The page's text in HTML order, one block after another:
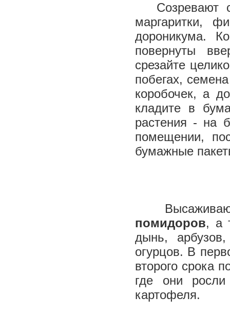
Созревают
маргаритки,
дороникума.
повернуты
срезайте
побегах,
коробочек, а
кладите в
растения - на
помещении,
бумажные
помидоров, а
дынь,
огурцов. В
второго срока
где они
картофеля.